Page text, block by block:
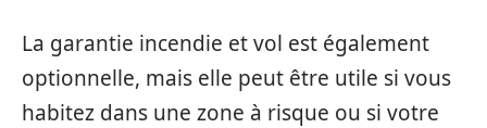
La garantie incendie et vol est également
optionnelle, mais elle peut être utile si vous
habitez dans une zone à risque ou si votre